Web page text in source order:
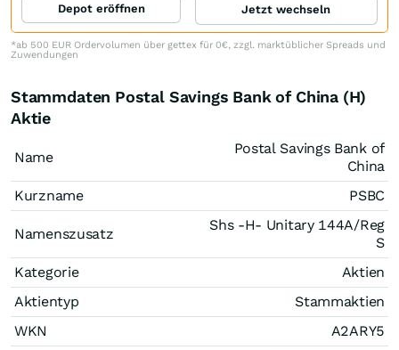
Depot eröffnen Jetzt wechseln
*ab 500 EUR Ordervolumen über gettex für 0€, zzgl. marktüblicher Spreads und
Zuwendungen
Stammdaten Postal Savings Bank of China (H)
Aktie
Name
Postal Savings Bank of
China
Kurzname
PSBC
Namenszusatz
Shs -H- Unitary 144A/Reg
S
Kategorie
Aktien
Aktientyp
Stammaktien
WKN
A2ARY5